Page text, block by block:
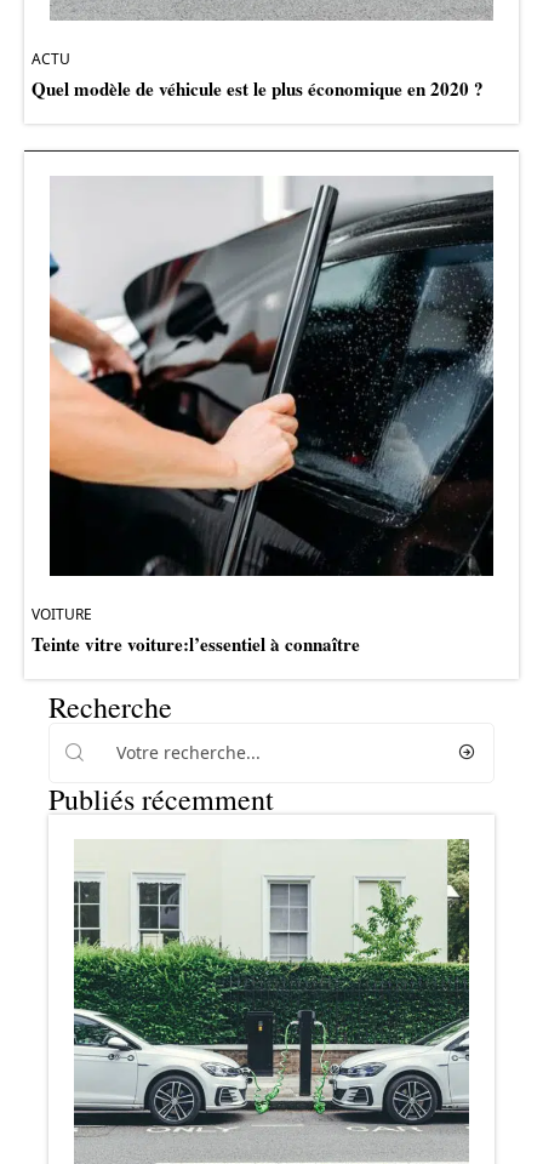
ACTU
Quel modèle de véhicule est le plus économique en 2020 ?
VOITURE
Teinte vitre voiture:l’essentiel à connaître
Recherche
Publiés récemment